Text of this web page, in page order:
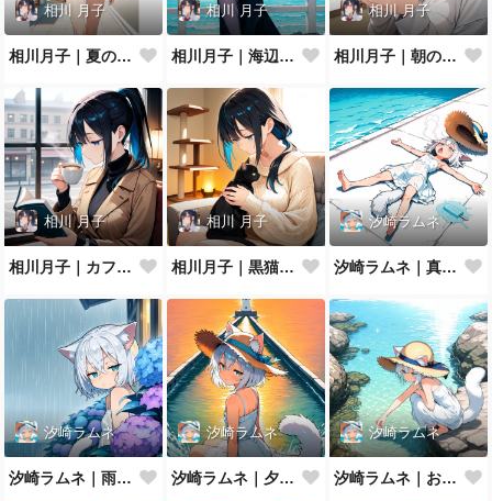
相川 月子
相川月子｜夏の休日カジュアル
相川 月子
相川月子｜海辺のリゾートワンピ
相川 月子
相川月子｜朝のハーブティー
相川 月子
相川月子｜カフェで読書
相川 月子
相川月子｜黒猫とニットの休日
汐崎ラムネ
汐崎ラムネ｜真夏の防波堤でとろけ猫
汐崎ラムネ
汐崎ラムネ｜雨やどり
汐崎ラムネ
汐崎ラムネ｜夕暮れの防波堤
汐崎ラムネ
汐崎ラムネ｜およげない猫っ子